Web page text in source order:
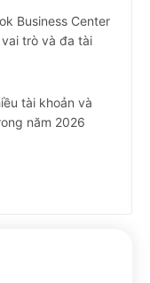
Business Center
trò và đa tài
tài khoản và
năm 2026